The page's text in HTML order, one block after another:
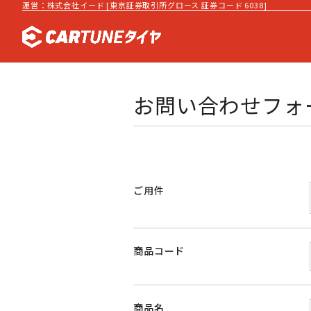
運営：株式会社イード [東京証券取引所グロース 証券コード 6038]
お問い合わせフォ
ご用件
商品コード
商品名